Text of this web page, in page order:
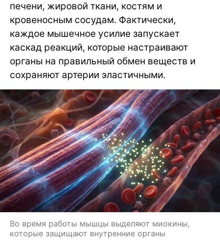
печени, жировой ткани, костям и
кровеносным сосудам. Фактически,
каждое мышечное усилие запускает
каскад реакций, которые настраивают
органы на правильный обмен веществ и
сохраняют артерии эластичными.
Во время работы мышцы выделяют миокины,
которые защищают внутренние органы